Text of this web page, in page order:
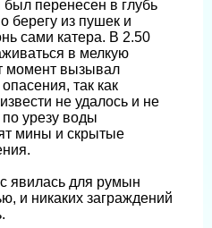
перенесен в глубь
берегу из пушек и
сами катера. В 2.50
в мелкую
момент вызывал
так как
не удалось и не
урезу воды
мины и скрытые
явилась для румын
и никаких заграждений